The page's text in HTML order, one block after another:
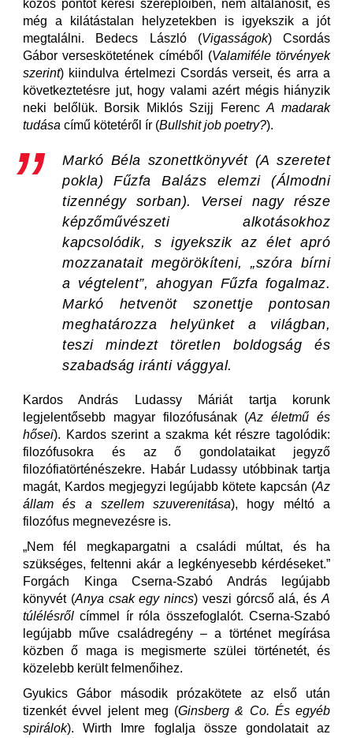
közös pontot keresi szereplőiben, nem általánosít, és
még a kilátástalan helyzetekben is igyekszik a jót
megtalálni. Bedecs László (Vigasságok) Csordás
Gábor verseskötetének címéből (Valamiféle törvények
szerint) kiindulva értelmezi Csordás verseit, és arra a
következtetésre jut, hogy valami azért mégis hiányzik
neki belőlük. Borsik Miklós Szijj FerencA madarak
tudása című kötetéről ír (Bullshit job poetry?).
Markó Béla szonettkönyvét (A szeretet
pokla) Fűzfa Balázs elemzi (Álmodni
tizennégy sorban). Versei nagy része
képzőművészeti alkotásokhoz
kapcsolódik, s igyekszik az élet apró
mozzanatait megörökíteni, „szóra bírni
a végtelent”, ahogyan Fűzfa fogalmaz.
Markó hetvenöt szonettje pontosan
meghatározza helyünket a világban,
teszi mindezt töretlen boldogság és
szabadság iránti vággyal.
Kardos András Ludassy Máriát tartja korunk
legjelentősebb magyar filozófusának (Az életmű és
hősei). Kardos szerint a szakma két részre tagolódik:
filozófusokra és az ő gondolataikat jegyző
filozófiatörténészekre. Habár Ludassy utóbbinak tartja
magát, Kardos megjegyzi legújabb kötete kapcsán (Az
állam és a szellem szuverenitása), hogy méltó a
filozófus megnevezésre is.
„Nem fél megkapargatni a családi múltat, és ha
szükséges, feltenni akár a legkényesebb kérdéseket.”
Forgách Kinga Cserna-Szabó András legújabb
könyvét (Anya csak egy nincs) veszi górcső alá, ésA
túlélésről címmel ír róla összefoglalót. Cserna-Szabó
legújabb műve családregény – a történet megírása
közben ő maga is megismerte szülei történetét, és
közelebb került felmenőihez.
Gyukics Gábor második prózakötete az első után
tizenkét évvel jelent meg (Ginsberg & Co. És egyéb
spirálok). Wirth Imre foglalja össze gondolatait az